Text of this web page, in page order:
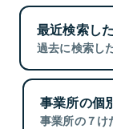
最近検索し
過去に検索し
事業所の個
事業所の７け